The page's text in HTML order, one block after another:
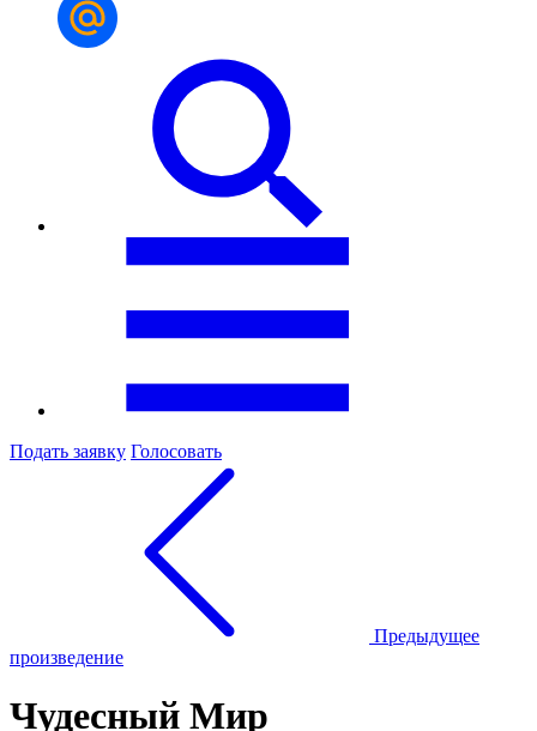
Подать заявку Голосовать
Предыдущее
произведение
Чудесный Мир